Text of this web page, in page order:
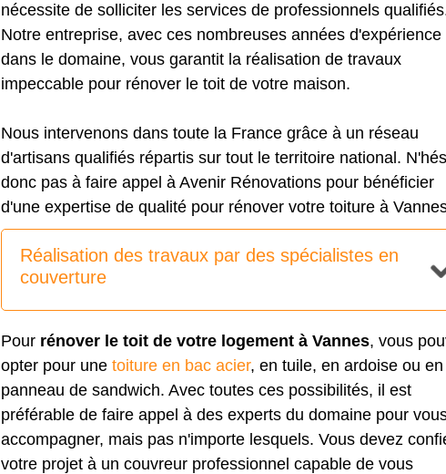
nécessite de solliciter les services de professionnels
Notre entreprise, avec ces nombreuses années d'expérience
dans le domaine, vous garantit la réalisation de travaux
impeccable pour rénover le toit de votre maison.
Nous intervenons dans toute la France grâce à un réseau
d'artisans qualifiés répartis sur tout le territoire national.
donc pas à faire appel à Avenir Rénovations pour bénéficier
d'une expertise de qualité pour rénover votre toiture à
Réalisation des travaux par des spécialistes en
couverture
Pour rénover le toit de votre logement à Vannes, vous
opter pour une toiture en bac acier, en tuile, en ardoise ou en
panneau de sandwich. Avec toutes ces possibilités, il est
préférable de faire appel à des experts du domaine pour
accompagner, mais pas n'importe lesquels. Vous devez
votre projet à un couvreur professionnel capable de vous